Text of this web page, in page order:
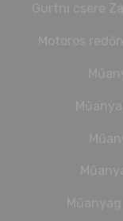
Gurtni csere
Motoros